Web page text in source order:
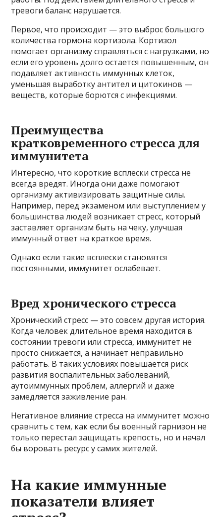
тревоги баланс нарушается.
Первое, что происходит — это выброс большого
количества гормона кортизола. Кортизол
помогает организму справляться с нагрузками, но
если его уровень долго остается повышенным, он
подавляет активность иммунных клеток,
уменьшая выработку антител и цитокинов —
веществ, которые борются с инфекциями.
Преимущества
кратковременного стресса для
иммунитета
Интересно, что короткие всплески стресса не
всегда вредят. Иногда они даже помогают
организму активизировать защитные силы.
Например, перед экзаменом или выступлением у
большинства людей возникает стресс, который
заставляет организм быть на чеку, улучшая
иммунный ответ на краткое время.
Однако если такие всплески становятся
постоянными, иммунитет ослабевает.
Вред хронического стресса
Хронический стресс — это совсем другая история.
Когда человек длительное время находится в
состоянии тревоги или стресса, иммунитет не
просто снижается, а начинает неправильно
работать. В таких условиях повышается риск
развития воспалительных заболеваний,
аутоиммунных проблем, аллергий и даже
замедляется заживление ран.
Негативное влияние стресса на иммунитет можно
сравнить с тем, как если бы военный гарнизон не
только перестал защищать крепость, но и начал
бы воровать ресурс у самих жителей.
На какие иммунные
показатели влияет